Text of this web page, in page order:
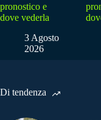
pronostico e
dove vederla
3 Agosto
2026
Di tendenza